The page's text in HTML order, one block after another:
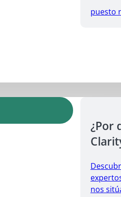
puesto
¿Por
nos